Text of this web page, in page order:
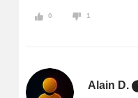
0 1
Alain D.